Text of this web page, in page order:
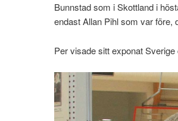
Bunnstad som i Skottland i
endast Allan Pihl som var före,
Per visade sitt exponat